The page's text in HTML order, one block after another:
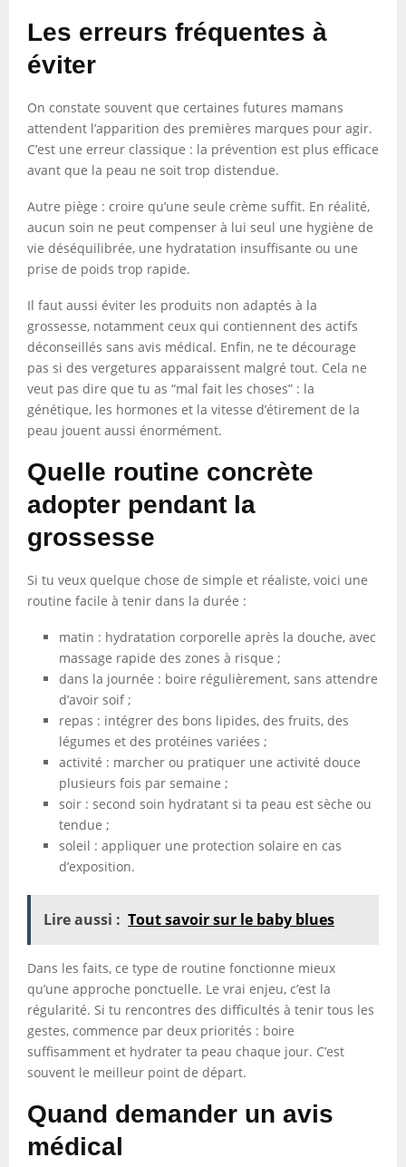
Les erreurs fréquentes à
éviter
On constate souvent que certaines futures mamans
attendent l’apparition des premières marques pour agir.
C’est une erreur classique : la prévention est plus efficace
avant que la peau ne soit trop distendue.
Autre piège : croire qu’une seule crème suffit. En réalité,
aucun soin ne peut compenser à lui seul une hygiène de
vie déséquilibrée, une hydratation insuffisante ou une
prise de poids trop rapide.
Il faut aussi éviter les produits non adaptés à la
grossesse, notamment ceux qui contiennent des actifs
déconseillés sans avis médical. Enfin, ne te décourage
pas si des vergetures apparaissent malgré tout. Cela ne
veut pas dire que tu as “mal fait les choses” : la
génétique, les hormones et la vitesse d’étirement de la
peau jouent aussi énormément.
Quelle routine concrète
adopter pendant la
grossesse
Si tu veux quelque chose de simple et réaliste, voici une
routine facile à tenir dans la durée :
matin : hydratation corporelle après la douche, avec
massage rapide des zones à risque ;
dans la journée : boire régulièrement, sans attendre
d’avoir soif ;
repas : intégrer des bons lipides, des fruits, des
légumes et des protéines variées ;
activité : marcher ou pratiquer une activité douce
plusieurs fois par semaine ;
soir : second soin hydratant si ta peau est sèche ou
tendue ;
soleil : appliquer une protection solaire en cas
d’exposition.
Lire aussi : Tout savoir sur le baby blues
Dans les faits, ce type de routine fonctionne mieux
qu’une approche ponctuelle. Le vrai enjeu, c’est la
régularité. Si tu rencontres des difficultés à tenir tous les
gestes, commence par deux priorités : boire
suffisamment et hydrater ta peau chaque jour. C’est
souvent le meilleur point de départ.
Quand demander un avis
médical